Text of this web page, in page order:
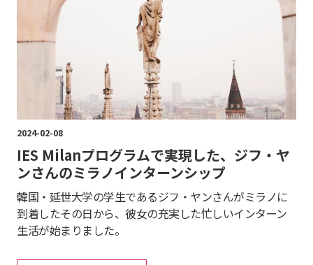
2024-02-08
IES Milanプログラムで実現した、ジフ・ヤ
ンさんのミラノインターンシップ
韓国・延世大学の学生であるジフ・ヤンさんがミラノに
到着したその日から、彼女の充実した忙しいインターン
生活が始まりました。